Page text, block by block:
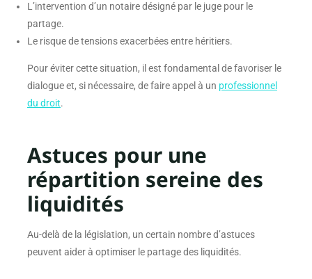
L’intervention d’un notaire désigné par le juge pour le
partage.
Le risque de tensions exacerbées entre héritiers.
Pour éviter cette situation, il est fondamental de favoriser le
dialogue et, si nécessaire, de faire appel à un professionnel
du droit.
Astuces pour une
répartition sereine des
liquidités
Au-delà de la législation, un certain nombre d’astuces
peuvent aider à optimiser le partage des liquidités.